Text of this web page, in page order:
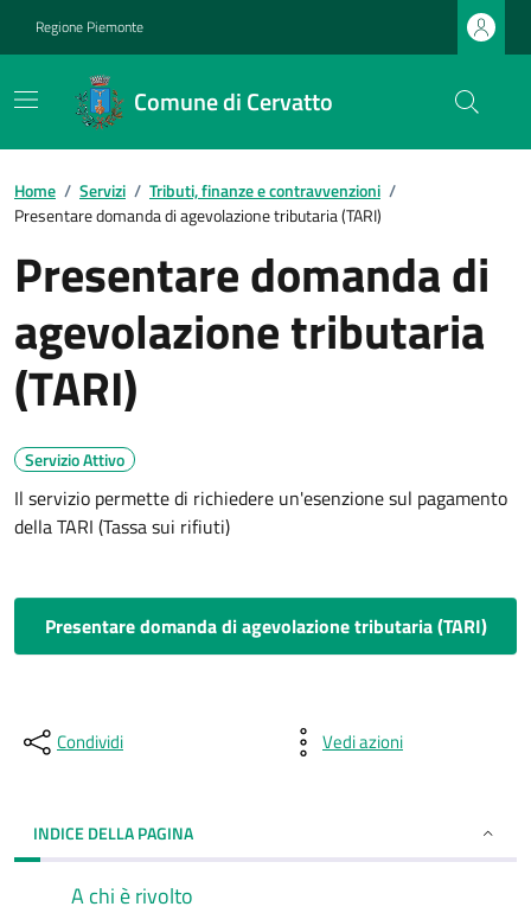
Regione Piemonte
Comune di Cervatto
Home / Servizi / Tributi, finanze e contravvenzioni /
Presentare domanda di agevolazione tributaria (TARI)
Presentare domanda di
agevolazione tributaria
(TARI)
Servizio Attivo
Il servizio permette di richiedere un'esenzione sul pagamento
della TARI (Tassa sui rifiuti)
Presentare domanda di agevolazione tributaria (TARI)
Condividi Vedi azioni
INDICE DELLA PAGINA
A chi è rivolto